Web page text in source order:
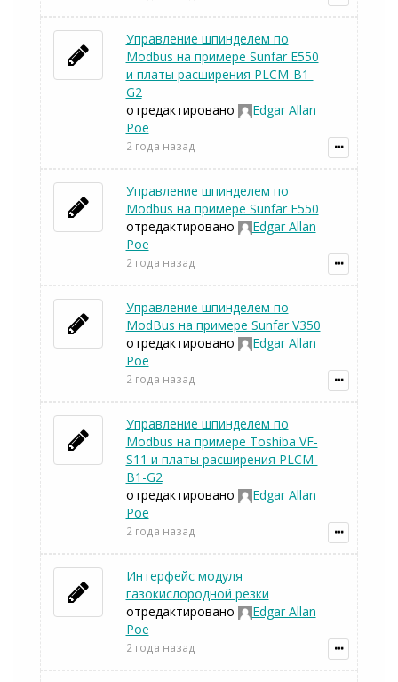
Управление шпинделем по
Modbus на примере Sunfar E550
и платы расширения PLCM-B1-
G2
отредактировано
Edgar Allan
Poe
2 года назад
Управление шпинделем по
Modbus на примере Sunfar E550
отредактировано
Edgar Allan
Poe
2 года назад
Управление шпинделем по
ModBus на примере Sunfar V350
отредактировано
Edgar Allan
Poe
2 года назад
Управление шпинделем по
Modbus на примере Toshiba VF-
S11 и платы расширения PLCM-
B1-G2
отредактировано
Edgar Allan
Poe
2 года назад
Интерфейс модуля
газокислородной резки
отредактировано
Edgar Allan
Poe
2 года назад